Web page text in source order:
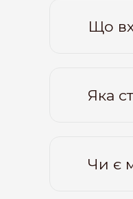
Що
Яка
Чи є